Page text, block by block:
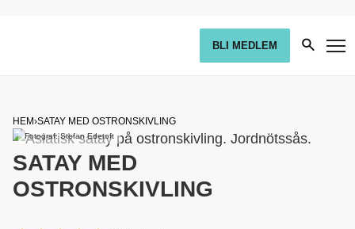
BLI MEDLEM
HEM›SATAY MED OSTRONSKIVLING
Fotograf: Stefan Edetoft
SATAY MED
OSTRONSKIVLING